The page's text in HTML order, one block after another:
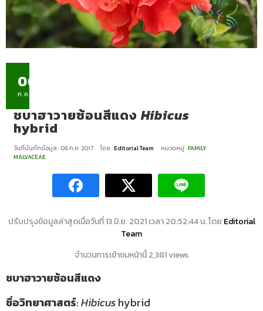
06
ก.ค.
ชบาฮาวายซ้อนสีแดงHibicus
hybrid
วันที่บันทึกข้อมูล : 06 ก.ค. 2017 โดย :Editorial Team หมวดหมู่ :FAMILY
MALVACEAE
ปรับปรุงข้อมูลล่าสุดเมื่อวันที่ 13 มิ.ย. 2021 เวลา 20:52:44 น. โดย Editorial
Team
จำนวนการเข้าชมหน้านี้ 2,381 views
ชบาฮาวายซ้อนสีแดง
ชื่อวิทยาศาสตร์:Hibicushybrid